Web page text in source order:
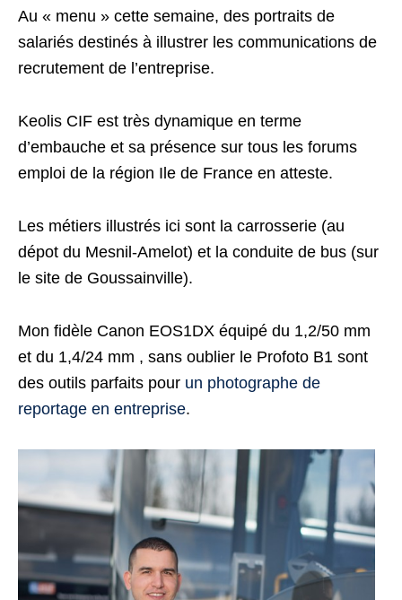
Au « menu » cette semaine, des portraits de
salariés destinés à illustrer les communications de
recrutement de l’entreprise.
Keolis CIF est très dynamique en terme
d’embauche et sa présence sur tous les forums
emploi de la région Ile de France en atteste.
Les métiers illustrés ici sont la carrosserie (au
dépot du Mesnil-Amelot) et la conduite de bus (sur
le site de Goussainville).
Mon fidèle Canon EOS1DX équipé du 1,2/50 mm
et du 1,4/24 mm , sans oublier le Profoto B1 sont
des outils parfaits pour un photographe de
reportage en entreprise.